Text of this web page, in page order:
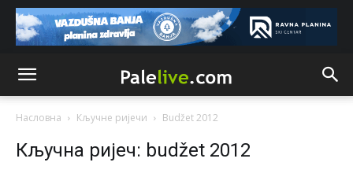
Насловна Кључне ријечи Budžet 2012
Кључна ријеч: budžet 2012
Sa ovim procentom, Bosna i Hercegovina ima najvišu
stopu nepismenosti u regionu.
Анонимно2818605 јуче
11:21
Najveći rizik sa nepismenim stanovništvom je "kupovina
glasova" i manipulacija kroz fiktivne pomoćnike (koji
zapravo glasaju po nalogu političkih partija, a ne po želji